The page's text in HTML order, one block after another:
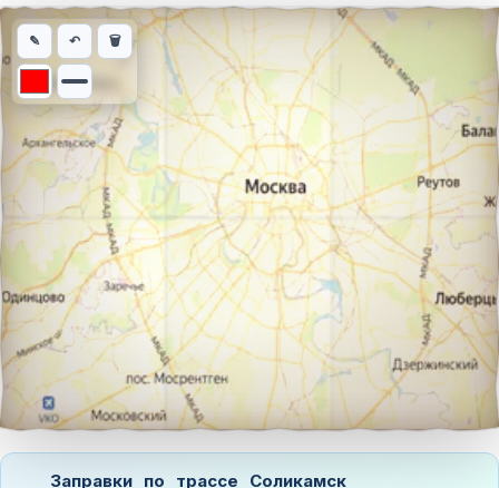
Интерактивная карта автомобильного маршрута из города
✎ ↶ 🗑
Заправки по трассе Соликамск